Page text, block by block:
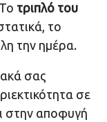
τριπλό του
το
την ημέρα.
σας
σε
στην αποφυγή